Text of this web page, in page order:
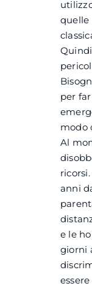
quelle
per
modo
Al
anni
e le
giorni